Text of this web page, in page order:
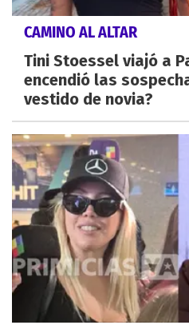
CAMINO AL ALTAR
Tini Stoessel viajó a
encendió las
vestido de novia?